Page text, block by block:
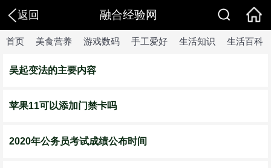
返回 融合经验网
首页 美食营养 游戏数码 手工爱好 生活知识 生活百科
吴起变法的主要内容
苹果11可以添加门禁卡吗
2020年公务员考试成绩公布时间